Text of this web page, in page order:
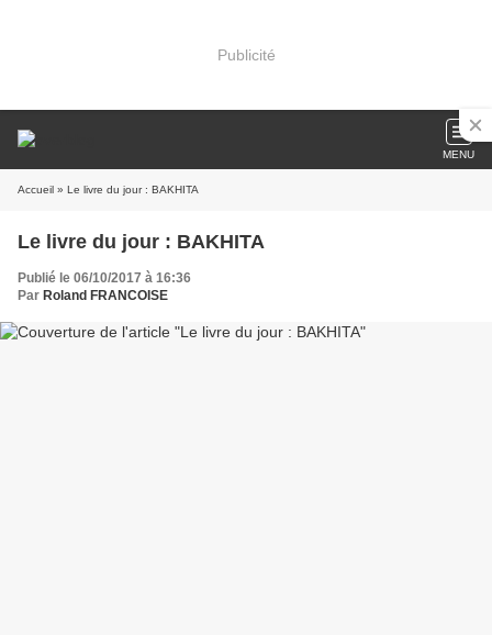
Publicité
MENU
Accueil » Le livre du jour : BAKHITA
Le livre du jour : BAKHITA
Publié le 06/10/2017 à 16:36
Par Roland FRANCOISE